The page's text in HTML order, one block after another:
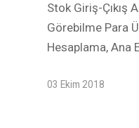
Stok Giriş-Çıkış
Görebilme Para
Hesaplama, Ana
03 Ekim 2018